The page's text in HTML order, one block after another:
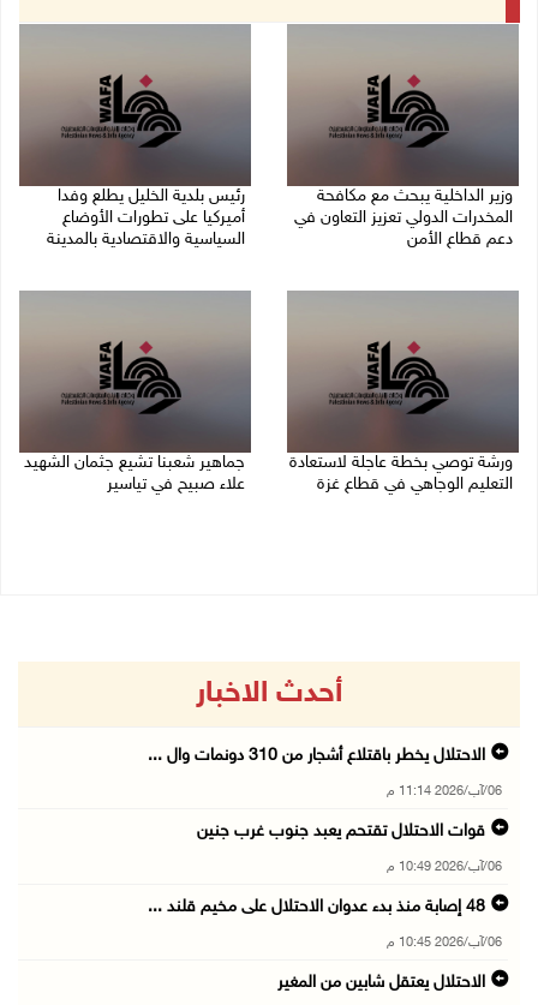
وزير الداخلية يبحث مع مكافحة
المخدرات الدولي تعزيز التعاون في
دعم قطاع الأمن
رئيس بلدية الخليل يطلع وفدا
أميركيا على تطورات الأوضاع
السياسية والاقتصادية بالمدينة
ورشة توصي بخطة عاجلة لاستعادة
التعليم الوجاهي في قطاع غزة
جماهير شعبنا تشيع جثمان الشهيد
علاء صبيح في تياسير
أحدث الاخبار
الاحتلال يخطر باقتلاع أشجار من 310 دونمات وال ...
06/آب/2026 11:14 م
قوات الاحتلال تقتحم يعبد جنوب غرب جنين
06/آب/2026 10:49 م
48 إصابة منذ بدء عدوان الاحتلال على مخيم قلند ...
06/آب/2026 10:45 م
الاحتلال يعتقل شابين من المغير